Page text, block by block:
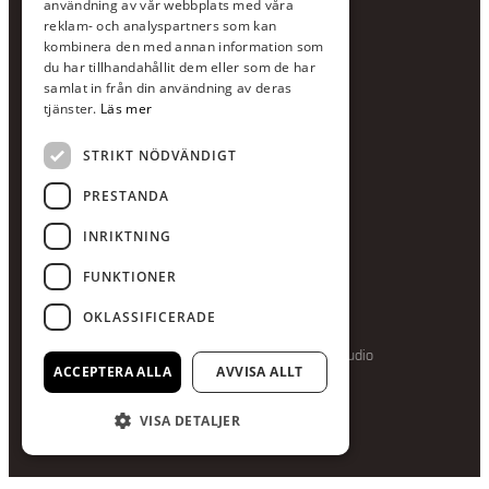
E-post:info@scandcon.se
BESÖKSADRESS
Backagårdsgatan 9
511 57 Kinna
UPPGIFTER
Orgnummer
559375-8161
Swishnummer
123-615 05 28
Producerad av Gota Media Brand Studio
användning av vår webbplats med våra
reklam- och analyspartners som kan
kombinera den med annan information som
du har tillhandahållit dem eller som de har
samlat in från din användning av deras
tjänster. Läs mer
STRIKT NÖDVÄNDIGT
PRESTANDA
INRIKTNING
FUNKTIONER
OKLASSIFICERADE
ACCEPTERA ALLA AVVISA ALLT
VISA DETALJER